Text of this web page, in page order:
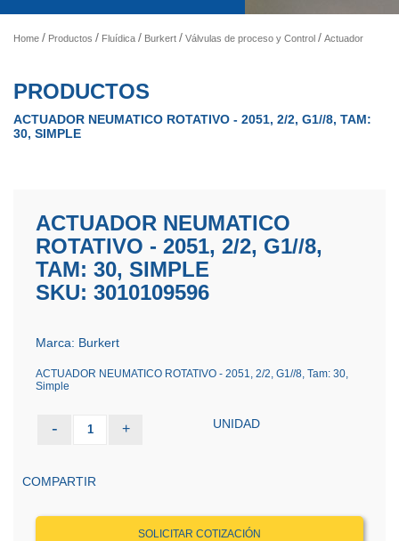
Home Productos Fluídica Burkert Válvulas de proceso y Control Actuadores Neumáticos
PRODUCTOS
ACTUADOR NEUMATICO ROTATIVO - 2051, 2/2, G1//8, TAM:
30, SIMPLE
ACTUADOR NEUMATICO
ROTATIVO - 2051, 2/2, G1//8,
TAM: 30, SIMPLE
SKU: 3010109596
Marca: Burkert
ACTUADOR NEUMATICO ROTATIVO - 2051, 2/2, G1//8, Tam: 30,
Simple
- 1 + UNIDAD
COMPARTIR
SOLICITAR COTIZACIÓN